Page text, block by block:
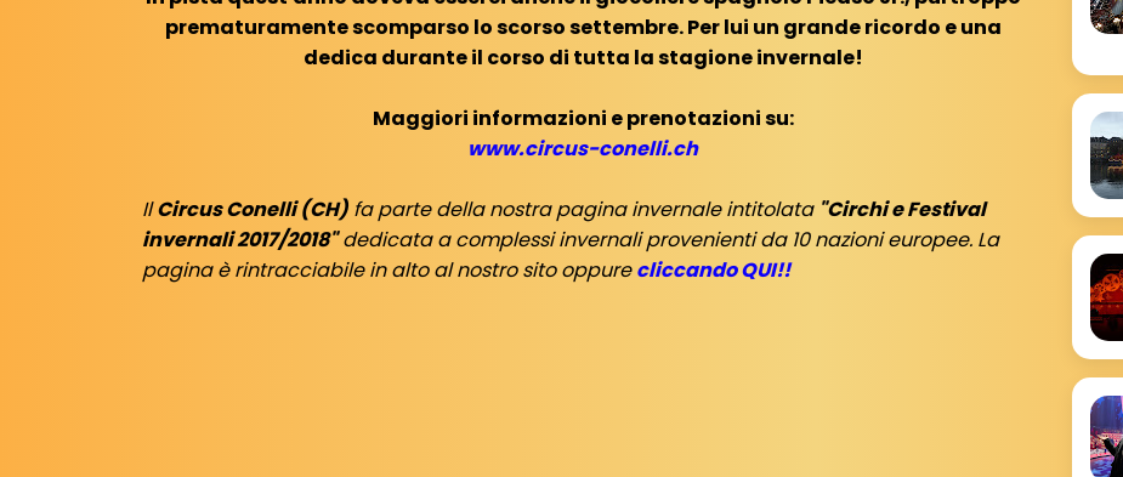
prematuramente scomparso lo scorso settembre. Per lui un grande ricordo e una
dedica durante il corso di tutta la stagione invernale!
Maggiori informazioni e prenotazioni su:
www.circus-conelli.ch
IlCircus Conelli (CH) fa parte della nostra pagina invernale intitolata "Circhi e Festival
invernali 2017/2018"dedicata a complessi invernali provenienti da 10 nazioni europee. La
pagina è rintracciabile in alto al nostro sito oppurecliccando QUI!!